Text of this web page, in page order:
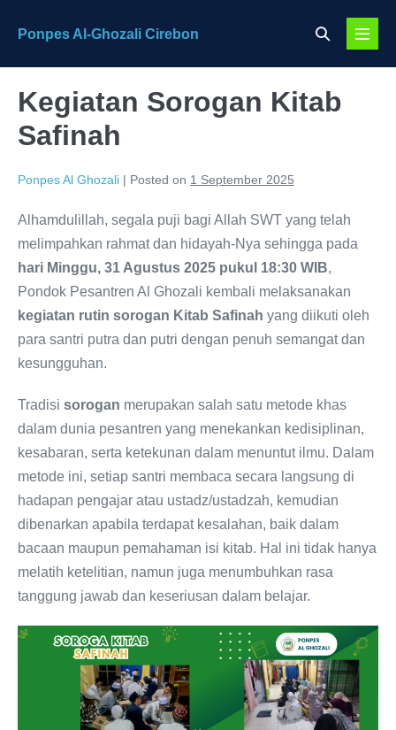
Ponpes Al-Ghozali Cirebon
Search
Menu
Kegiatan Sorogan Kitab
Safinah
Ponpes Al Ghozali | Posted on 1 September 2025
Alhamdulillah, segala puji bagi Allah SWT yang telah
melimpahkan rahmat dan hidayah-Nya sehingga pada
hari Minggu, 31 Agustus 2025 pukul 18:30 WIB,
Pondok Pesantren Al Ghozali kembali melaksanakan
kegiatan rutin sorogan Kitab Safinah yang diikuti oleh
para santri putra dan putri dengan penuh semangat dan
kesungguhan.
Tradisi sorogan merupakan salah satu metode khas
dalam dunia pesantren yang menekankan kedisiplinan,
kesabaran, serta ketekunan dalam menuntut ilmu. Dalam
metode ini, setiap santri membaca secara langsung di
hadapan pengajar atau ustadz/ustadzah, kemudian
dibenarkan apabila terdapat kesalahan, baik dalam
bacaan maupun pemahaman isi kitab. Hal ini tidak hanya
melatih ketelitian, namun juga menumbuhkan rasa
tanggung jawab dan keseriusan dalam belajar.